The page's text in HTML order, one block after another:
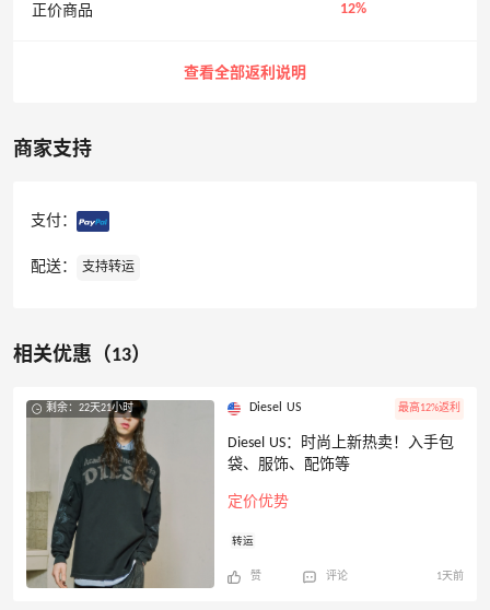
正价商品 12%
查看全部返利说明
商家支持
支付：
配送： 支持转运
相关优惠（13）
剩余：22天21小时 Diesel US 最高12%返利
Diesel US：时尚上新热卖！入手包
袋、服饰、配饰等
定价优势
转运
赞 评论 1天前